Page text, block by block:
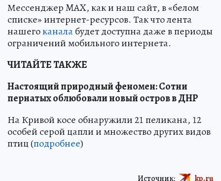
Мессенджер MAX, как и наш сайт, в «белом
списке» интернет-ресурсов. Так что лента
нашегоканалабудет доступна даже в периоды
ограничений мобильного интернета.
ЧИТАЙТЕ ТАКЖЕ
Настоящий природный феномен: Сотни
пернатых облюбовали новый остров в ДНР
На Кривой косе обнаружили 21 пеликана, 12
особей серой цапли и множество других видов
птиц (подробнее)
Источник: kp.ru